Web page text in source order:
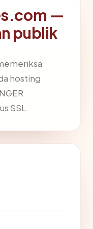
—
publik
hosting
SSL.